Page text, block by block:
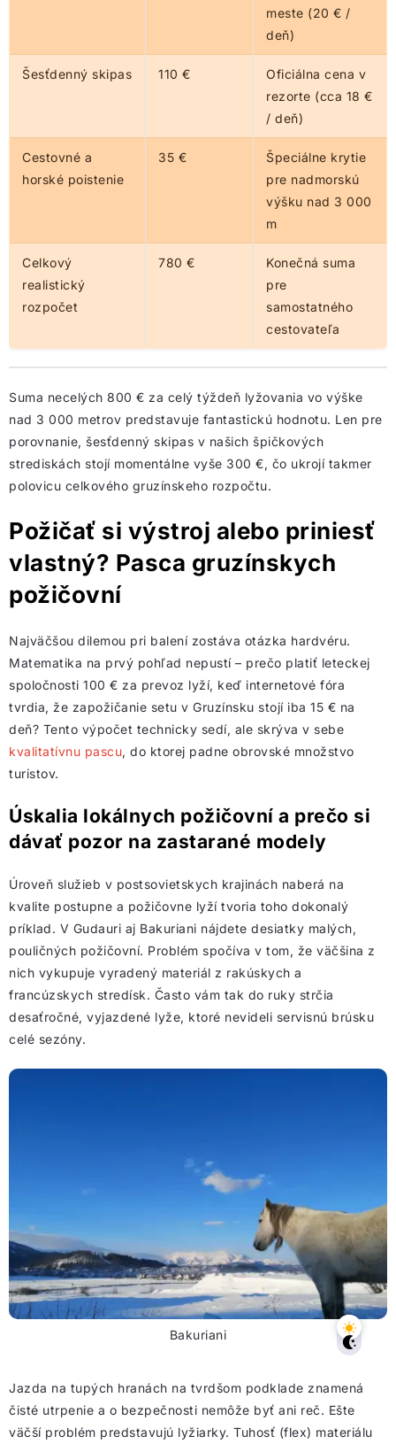
meste (20 € /
deň)
Šesťdenný skipas 110 €
Oficiálna cena v
rezorte (cca 18 €
/ deň)
Cestovné a
horské poistenie
35 €
Špeciálne krytie
pre nadmorskú
výšku nad 3 000
m
Celkový
realistický
rozpočet
780 €
Konečná suma
pre
samostatného
cestovateľa
Suma necelých 800 € za celý týždeň lyžovania vo výške
nad 3 000 metrov predstavuje fantastickú hodnotu. Len pre
porovnanie, šesťdenný skipas v našich špičkových
strediskách stojí momentálne vyše 300 €, čo ukrojí takmer
polovicu celkového gruzínskeho rozpočtu.
Požičať si výstroj alebo priniesť
vlastný? Pasca gruzínskych
požičovní
Najväčšou dilemou pri balení zostáva otázka hardvéru.
Matematika na prvý pohľad nepustí – prečo platiť leteckej
spoločnosti 100 € za prevoz lyží, keď internetové fóra
tvrdia, že zapožičanie setu v Gruzínsku stojí iba 15 € na
deň? Tento výpočet technicky sedí, ale skrýva v sebe
kvalitatívnu pascu, do ktorej padne obrovské množstvo
turistov.
Úskalia lokálnych požičovní a prečo si
dávať pozor na zastarané modely
Úroveň služieb v postsovietskych krajinách naberá na
kvalite postupne a požičovne lyží tvoria toho dokonalý
príklad. V Gudauri aj Bakuriani nájdete desiatky malých,
pouličných požičovní. Problém spočíva v tom, že väčšina z
nich vykupuje vyradený materiál z rakúskych a
francúzskych stredísk. Často vám tak do ruky strčia
desaťročné, vyjazdené lyže, ktoré nevideli servisnú brúsku
celé sezóny.
Bakuriani
Jazda na tupých hranách na tvrdšom podklade znamená
čisté utrpenie a o bezpečnosti nemôže byť ani reč. Ešte
väčší problém predstavujú lyžiarky. Tuhosť (flex) materiálu